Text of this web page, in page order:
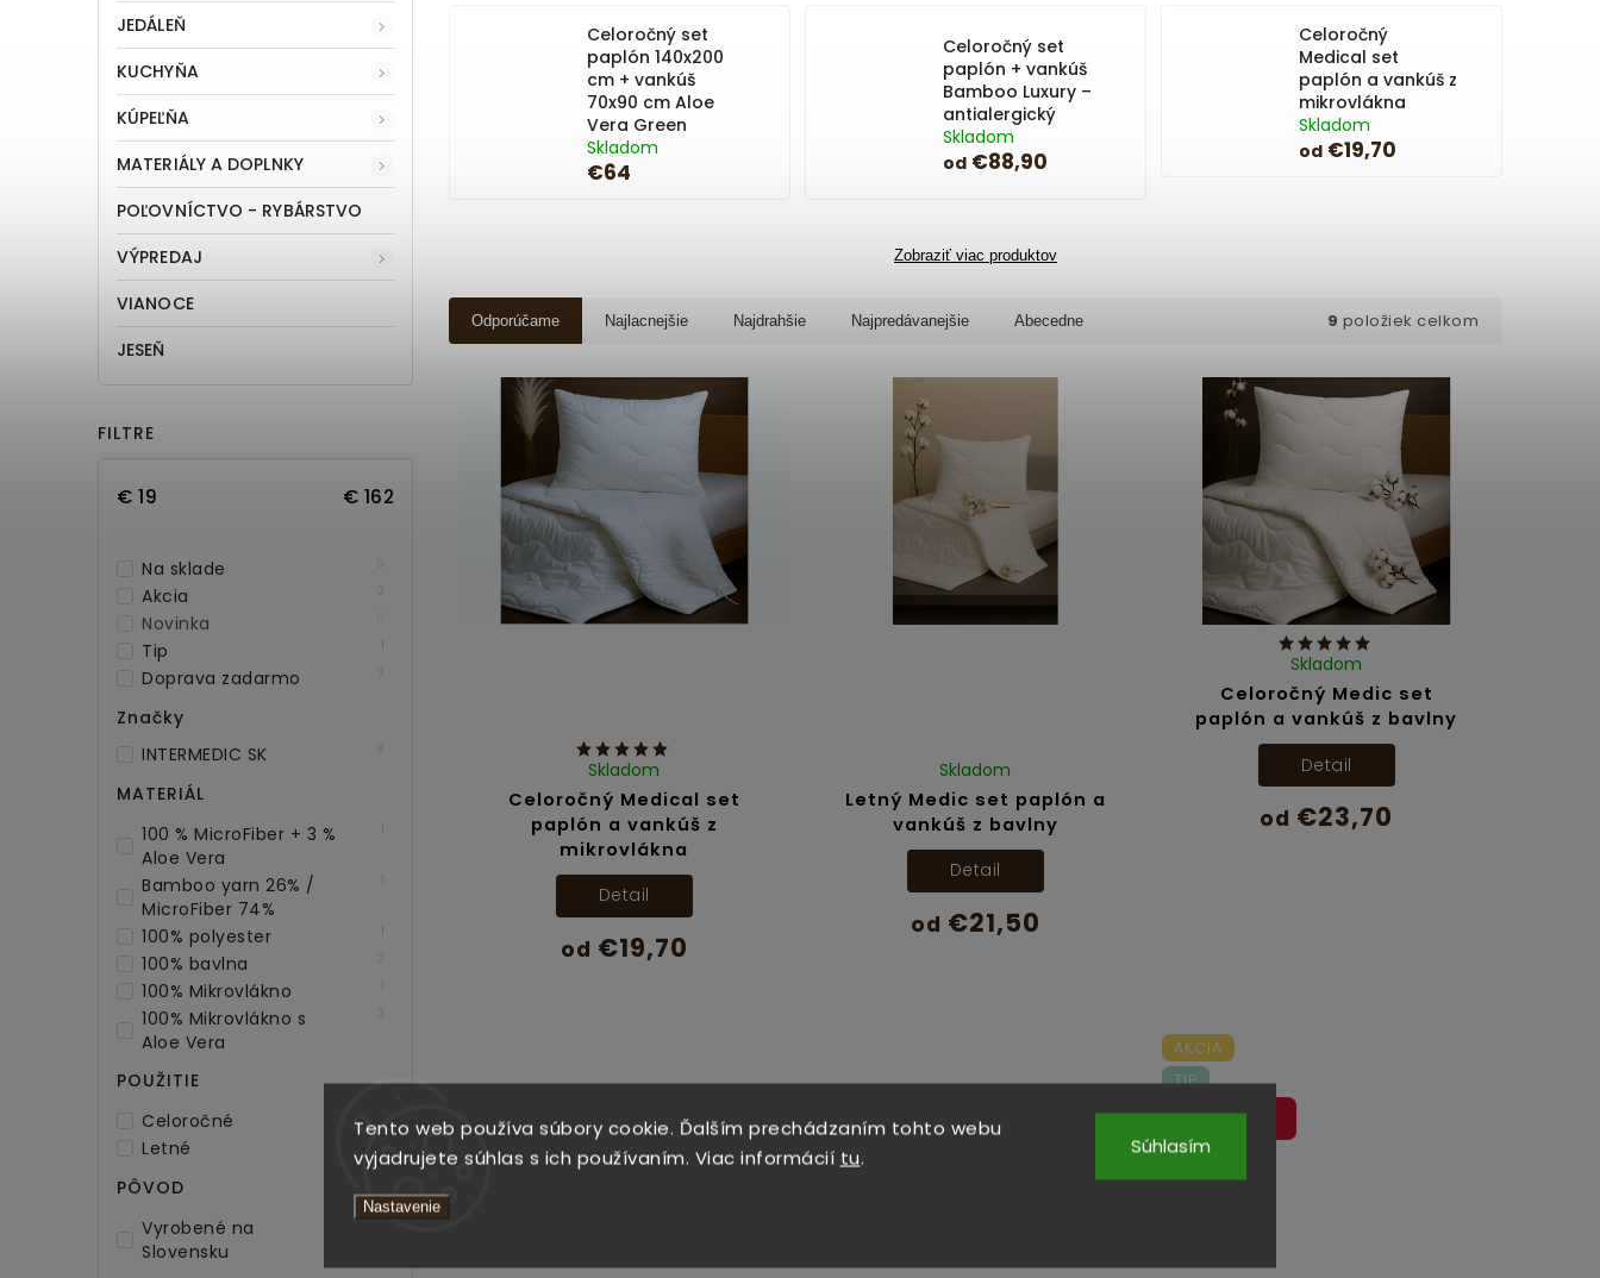
Tento web používa súbory cookie. Ďalším prechádzaním tohto webu
vyjadrujete súhlas s ich používaním. Viac informácií tu.
Nastavenie
Súhlasím
JEDÁLEŇ
KUCHYŇA
KÚPEĽŇA
MATERIÁLY A DOPLNKY
POĽOVNÍCTVO - RYBÁRSTVO
VÝPREDAJ
VIANOCE
JESEŇ
FILTRE
€ 19 € 162
Na sklade
Akcia
Novinka
Tip
Doprava zadarmo
Značky
INTERMEDIC SK
MATERIÁL
100 % MicroFiber + 3 %
Aloe Vera
Bamboo yarn 26% /
MicroFiber 74%
100% polyester
100% bavlna
100% Mikrovlákno
100% Mikrovlákno s
Aloe Vera
POUŽITIE
Celoročné
Letné
PÔVOD
Vyrobené na
Slovensku
9
Celoročný set
paplón 140x200
cm + vankúš
70x90 cm Aloe
Vera Green
Skladom
€64
Celoročný set
paplón + vankúš
Bamboo Luxury –
antialergický
Skladom
od€88,90
Celoročný
Medical set
paplón a vankúš z
mikrovlákna
Skladom
od€19,70
Zobraziť viac produktov
Odporúčame Najlacnejšie Najdrahšie Najpredávanejšie Abecedne 9 položiek celkom
Celoročný Medical set
paplón a vankúš z
mikrovlákna
Skladom
od €19,70
Detail
Letný Medic set paplón a
vankúš z bavlny
Skladom
od €21,50
Detail
Celoročný Medic set
paplón a vankúš z bavlny
Skladom
od €23,70
Detail
AKCIA
TIP
DOPRAVA